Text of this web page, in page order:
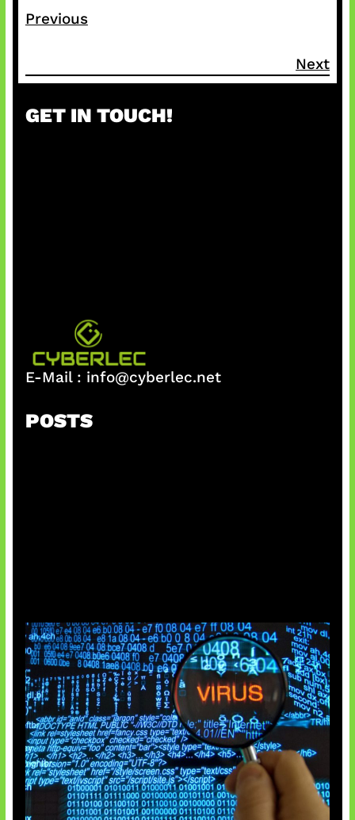
Previous
Next
GET IN TOUCH!
E-Mail : info@cyberlec.net
POSTS